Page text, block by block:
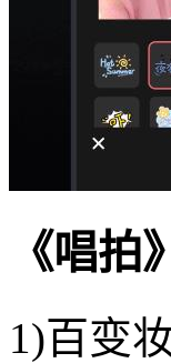
《唱拍
1)百变